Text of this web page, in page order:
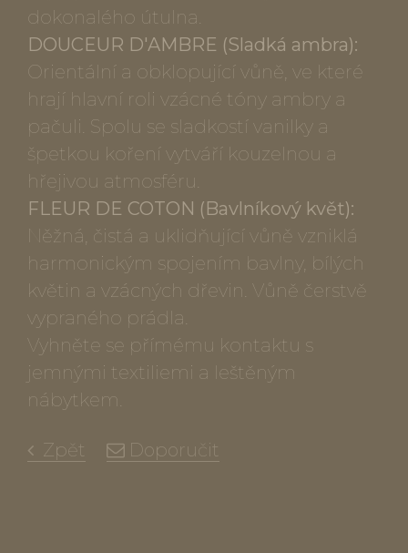
dokonalého útulna.
DOUCEUR D'AMBRE (Sladká ambra):
Orientální a obklopující vůně, ve které
hrají hlavní roli vzácné tóny ambry a
pačuli. Spolu se sladkostí vanilky a
špetkou koření vytváří kouzelnou a
hřejivou atmosféru.
FLEUR DE COTON (Bavlníkový květ):
Něžná, čistá a uklidňující vůně vzniklá
harmonickým spojením bavlny, bílých
květin a vzácných dřevin. Vůně čerstvě
vypraného prádla.
Vyhněte se přímému kontaktu s
jemnými textiliemi a leštěným
nábytkem.
Zpět Doporučit